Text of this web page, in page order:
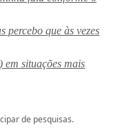
percebo que às vezes
em situações mais
de pesquisas.